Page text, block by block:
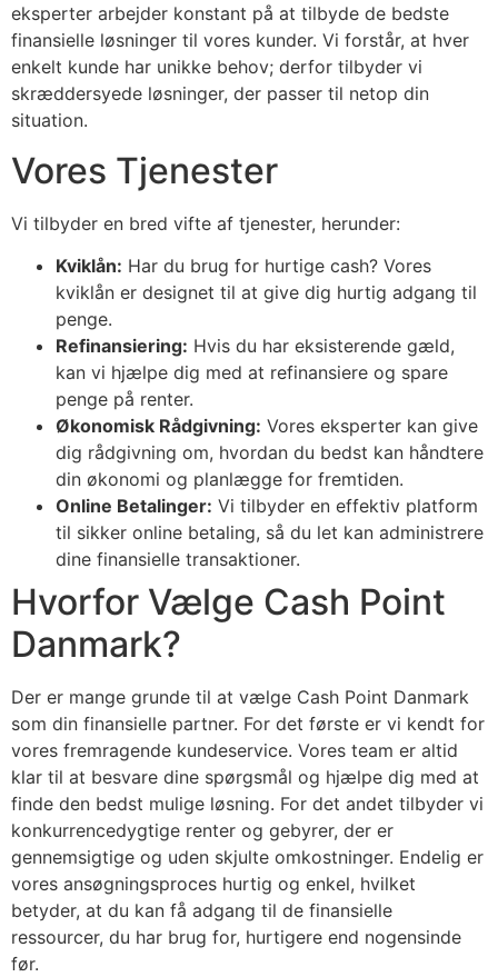
eksperter arbejder konstant på at tilbyde de bedste
finansielle løsninger til vores kunder. Vi forstår, at hver
enkelt kunde har unikke behov; derfor tilbyder vi
skræddersyede løsninger, der passer til netop din
situation.
Vores Tjenester
Vi tilbyder en bred vifte af tjenester, herunder:
Kviklån: Har du brug for hurtige cash? Vores
kviklån er designet til at give dig hurtig adgang til
penge.
Refinansiering: Hvis du har eksisterende gæld,
kan vi hjælpe dig med at refinansiere og spare
penge på renter.
Økonomisk Rådgivning: Vores eksperter kan give
dig rådgivning om, hvordan du bedst kan håndtere
din økonomi og planlægge for fremtiden.
Online Betalinger: Vi tilbyder en effektiv platform
til sikker online betaling, så du let kan administrere
dine finansielle transaktioner.
Hvorfor Vælge Cash Point
Danmark?
Der er mange grunde til at vælge Cash Point Danmark
som din finansielle partner. For det første er vi kendt for
vores fremragende kundeservice. Vores team er altid
klar til at besvare dine spørgsmål og hjælpe dig med at
finde den bedst mulige løsning. For det andet tilbyder vi
konkurrencedygtige renter og gebyrer, der er
gennemsigtige og uden skjulte omkostninger. Endelig er
vores ansøgningsproces hurtig og enkel, hvilket
betyder, at du kan få adgang til de finansielle
ressourcer, du har brug for, hurtigere end nogensinde
før.